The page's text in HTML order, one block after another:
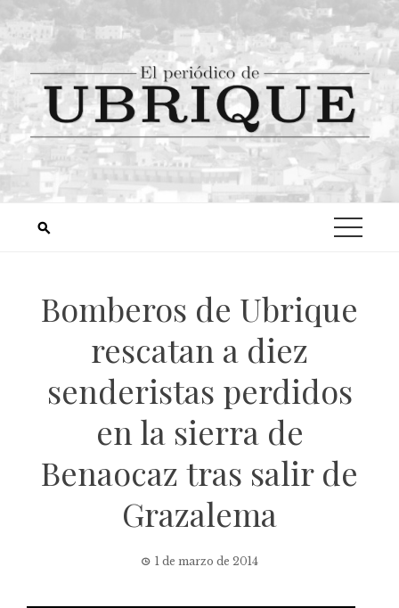
Bomberos de Ubrique
rescatan a diez
senderistas perdidos
en la sierra de
Benaocaz tras salir de
Grazalema
1 de marzo de 2014